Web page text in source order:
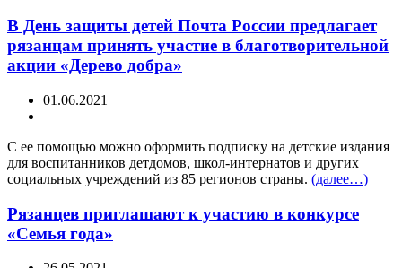
В День защиты детей Почта России предлагает
рязанцам принять участие в благотворительной
акции «Дерево добра»
01.06.2021
С ее помощью можно оформить подписку на детские издания
для воспитанников детдомов, школ-интернатов и других
социальных учреждений из 85 регионов страны. (далее…)
Рязанцев приглашают к участию в конкурсе
«Семья года»